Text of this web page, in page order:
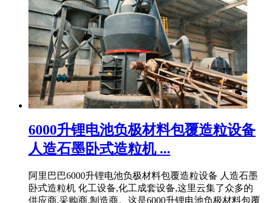
6000升锂电池负极材料包覆造粒设备
人造石墨卧式造粒机 ...
阿里巴巴6000升锂电池负极材料包覆造粒设备 人造石墨
卧式造粒机 化工设备,化工成套设备,这里云集了众多的
供应商,采购商,制造商。这是6000升锂电池负极材料包覆